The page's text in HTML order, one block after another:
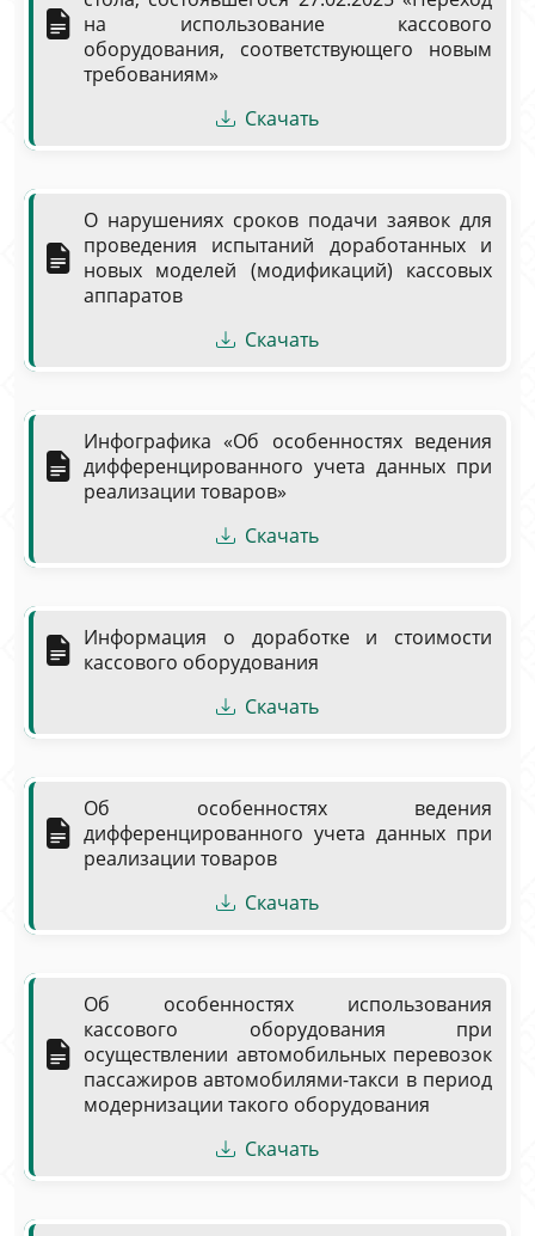
на использование кассового
оборудования, соответствующего новым
требованиям»
Скачать
О нарушениях сроков подачи заявок для
проведения испытаний доработанных и
новых моделей (модификаций) кассовых
аппаратов
Скачать
Инфографика «Об особенностях ведения
дифференцированного учета данных при
реализации товаров»
Скачать
Информация о доработке и стоимости
кассового оборудования
Скачать
Об особенностях ведения
дифференцированного учета данных при
реализации товаров
Скачать
Об особенностях использования
кассового оборудования при
осуществлении автомобильных перевозок
пассажиров автомобилями-такси в период
модернизации такого оборудования
Скачать